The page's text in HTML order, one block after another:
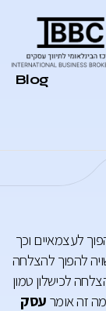
Category
Blog
לעצמאיים וכך
להפוך להצלחה
לכישלון טמון
זה אומר עסק